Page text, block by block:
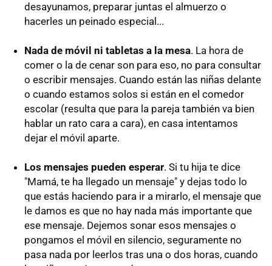
desayunamos, preparar juntas el almuerzo o
hacerles un peinado especial...
Nada de móvil ni tabletas a la mesa. La hora de
comer o la de cenar son para eso, no para consultar
o escribir mensajes. Cuando están las niñas delante
o cuando estamos solos si están en el comedor
escolar (resulta que para la pareja también va bien
hablar un rato cara a cara), en casa intentamos
dejar el móvil aparte.
Los mensajes pueden esperar. Si tu hija te dice
"Mamá, te ha llegado un mensaje" y dejas todo lo
que estás haciendo para ir a mirarlo, el mensaje que
le damos es que no hay nada más importante que
ese mensaje. Dejemos sonar esos mensajes o
pongamos el móvil en silencio, seguramente no
pasa nada por leerlos tras una o dos horas, cuando